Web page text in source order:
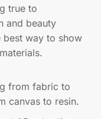
true to
and beauty
best way to show
from fabric to
canvas to resin.